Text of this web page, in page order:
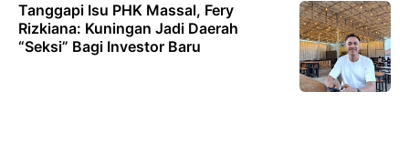
Tanggapi Isu PHK Massal, Fery
Rizkiana: Kuningan Jadi Daerah
“Seksi” Bagi Investor Baru